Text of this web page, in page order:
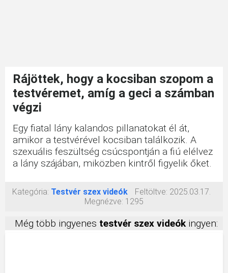
Rájöttek, hogy a kocsiban szopom a
testvéremet, amíg a geci a számban
végzi
Egy fiatal lány kalandos pillanatokat él át,
amikor a testvérével kocsiban találkozik. A
szexuális feszültség csúcspontján a fiú elélvez
a lány szájában, miközben kintről figyelik őket.
Kategória: Testvér szex videók Feltöltve: 2025.03.17.
Megnézve: 1295
Még több ingyenes testvér szex videókingyen: